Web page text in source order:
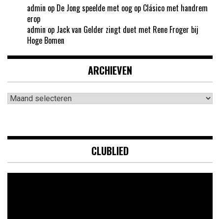
admin op De Jong speelde met oog op Clásico met handrem
erop
admin op Jack van Gelder zingt duet met Rene Froger bij
Hoge Bomen
ARCHIEVEN
Archieven
CLUBLIED